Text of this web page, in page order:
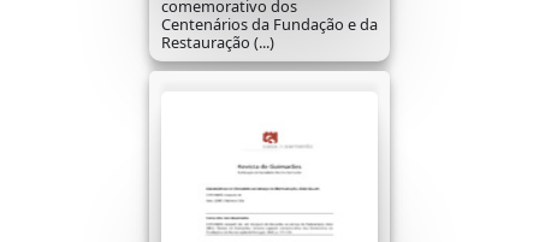
comemorativo dos
Centenários da Fundação e da
Restauração (...)